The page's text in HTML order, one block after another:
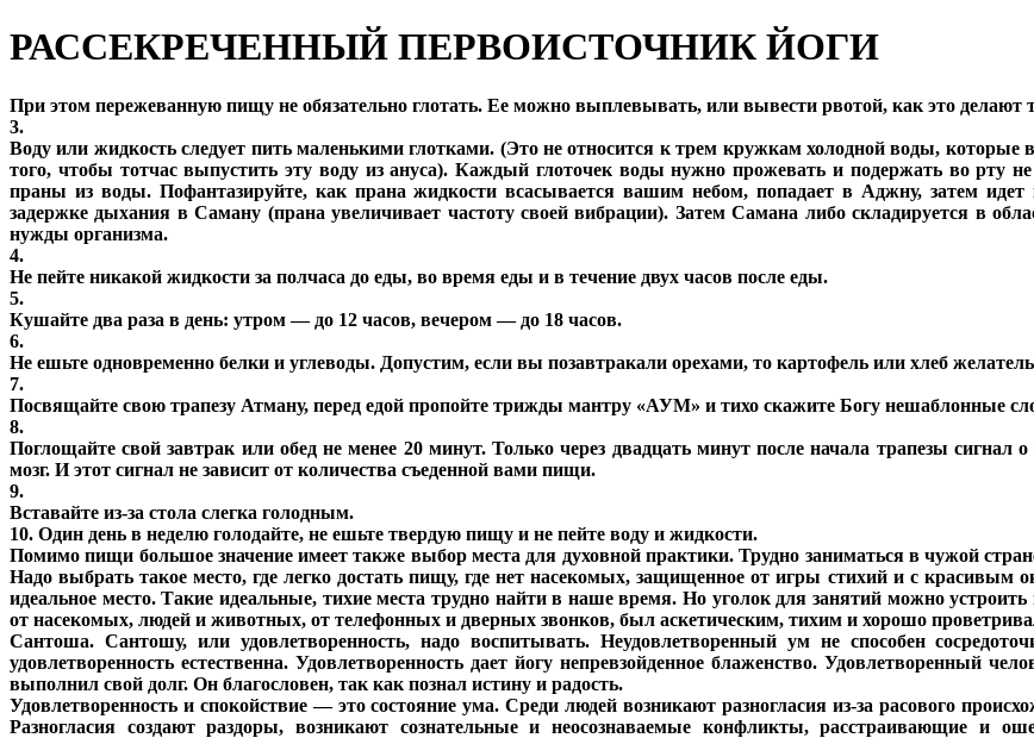
РАССЕКРЕЧЕННЫЙ ПЕРВОИСТОЧНИК ЙОГИ
При этом пережеванную пищу не обязательно глотать. Ее можно выплевывать, или вывести рвотой, как это делают
3.
Воду или жидкость следует пить маленькими глотками. (Это не относится к трем кружкам холодной воды,
того, чтобы тотчас выпустить эту воду из ануса). Каждый глоточек воды нужно прожевать и подержать во рту
праны из воды. Пофантазируйте, как прана жидкости всасывается вашим небом, попадает в Аджну, затем
задержке дыхания в Саману (прана увеличивает частоту своей вибрации). Затем Самана либо складируется в
нужды организма.
4.
Не пейте никакой жидкости за полчаса до еды, во время еды и в течение двух часов после еды.
5.
Кушайте два раза в день: утром — до 12 часов, вечером — до 18 часов.
6.
Не ешьте одновременно белки и углеводы. Допустим, если вы позавтракали орехами, то картофель или хлеб
7.
Посвящайте свою трапезу Атману, перед едой пропойте трижды мантру «АУМ» и тихо скажите Богу нешаблонные
8.
Поглощайте свой завтрак или обед не менее 20 минут. Только через двадцать минут после начала трапезы
мозг. И этот сигнал не зависит от количества съеденной вами пищи.
9.
Вставайте из-за стола слегка голодным.
10. Один день в неделю голодайте, не ешьте твердую пищу и не пейте воду и жидкости.
Помимо пищи большое значение имеет также выбор места для духовной практики. Трудно заниматься в чужой
Надо выбрать такое место, где легко достать пищу, где нет насекомых, защищенное от игры стихий и с
идеальное место. Такие идеальные, тихие места трудно найти в наше время. Но уголок для занятий можно
от насекомых, людей и животных, от телефонных и дверных звонков, был аскетическим, тихим и хорошо
Сантоша. Сантошу, или удовлетворенность, надо воспитывать. Неудовлетворенный ум не способен
удовлетворенность естественна. Удовлетворенность дает йогу непревзойденное блаженство. Удовлетворенный
выполнил свой долг. Он благословен, так как познал истину и радость.
Удовлетворенность и спокойствие — это состояние ума. Среди людей возникают разногласия из-за расового
Разногласия создают раздоры, возникают сознательные и неосознаваемые конфликты, расстраивающие и